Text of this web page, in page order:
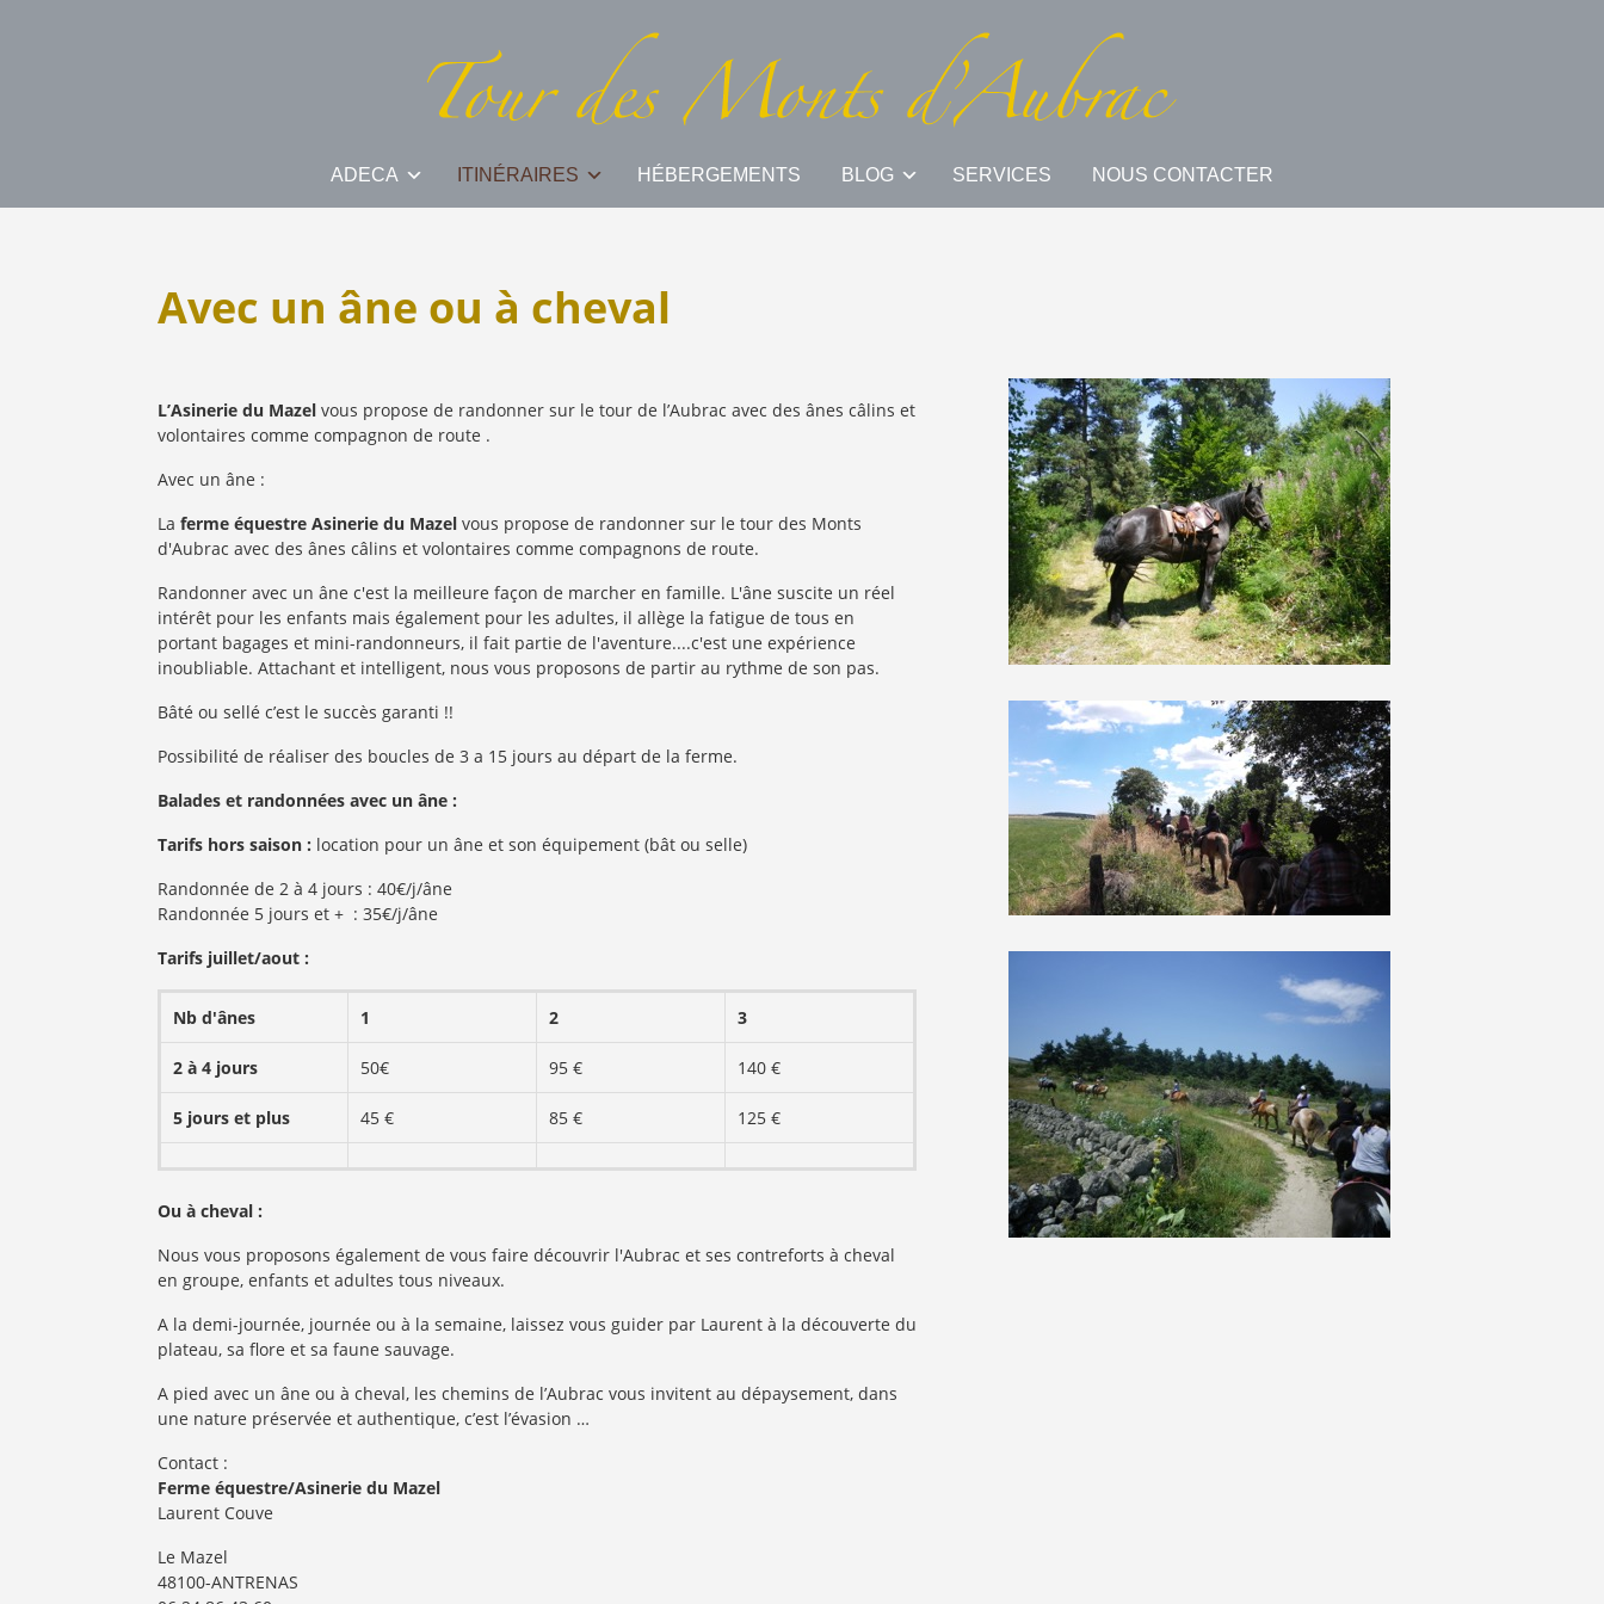
ADECA ITINÉRAIRES HÉBERGEMENTS BLOG SERVICES NOUS CONTACTER
Avec un âne ou à cheval
L’Asinerie du Mazel vous propose de randonner sur le tour de l’Aubrac avec des ânes câlins et
volontaires comme compagnon de route .
Avec un âne :
La ferme équestre Asinerie du Mazel vous propose de randonner sur le tour des Monts
d'Aubrac avec des ânes câlins et volontaires comme compagnons de route.
Randonner avec un âne c'est la meilleure façon de marcher en famille. L'âne suscite un réel
intérêt pour les enfants mais également pour les adultes, il allège la fatigue de tous en
portant bagages et mini-randonneurs, il fait partie de l'aventure....c'est une expérience
inoubliable. Attachant et intelligent, nous vous proposons de partir au rythme de son pas.
Bâté ou sellé c’est le succès garanti !!
Possibilité de réaliser des boucles de 3 a 15 jours au départ de la ferme.
Balades et randonnées avec un âne :
Tarifs hors saison : location pour un âne et son équipement (bât ou selle)
Randonnée de 2 à 4 jours : 40€/j/âne
Randonnée 5 jours et + : 35€/j/âne
Tarifs juillet/aout :
Nb d'ânes 1 2 3
2 à 4 jours 50€ 95 € 140 €
5 jours et plus 45 € 85 € 125 €
Ou à cheval :
Nous vous proposons également de vous faire découvrir l'Aubrac et ses contreforts à cheval
en groupe, enfants et adultes tous niveaux.
A la demi-journée, journée ou à la semaine, laissez vous guider par Laurent à la découverte du
plateau, sa flore et sa faune sauvage.
A pied avec un âne ou à cheval, les chemins de l’Aubrac vous invitent au dépaysement, dans
une nature préservée et authentique, c’est l’évasion …
Contact :
Ferme équestre/Asinerie du Mazel
Laurent Couve
Le Mazel
48100-ANTRENAS